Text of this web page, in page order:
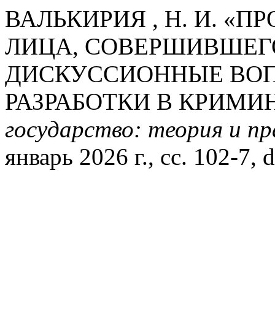
ВАЛЬКИРИЯ , Н. И.
ЛИЦА,
ДИСКУССИОННЫЕ
РАЗРАБОТКИ В
государство: теория и
январь 2026 г., сс. 102-